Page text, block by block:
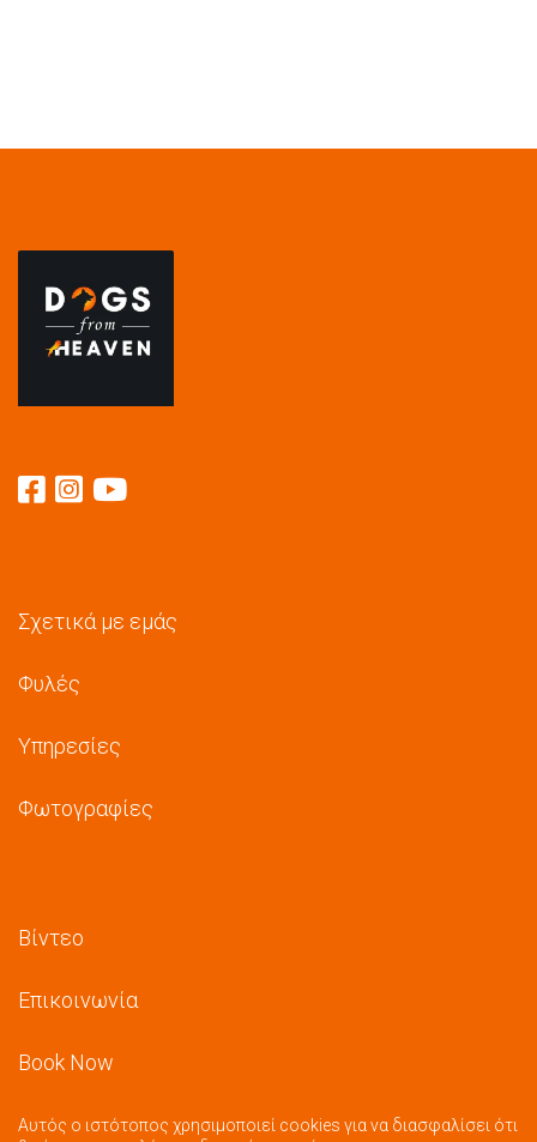
Σχετικά με εμάς
Φυλές
Υπηρεσίες
Φωτογραφίες
Βίντεο
Επικοινωνία
Book Now
Αυτός ο ιστότοπος χρησιμοποιεί cookies για να διασφαλίσει ότι